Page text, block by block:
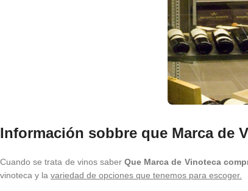
Información sobbre que Marca de
Cuando se trata de vinos saberQue Marca de Vinoteca
vinoteca y la variedad de opciones que tenemos para escoger.